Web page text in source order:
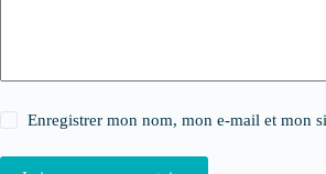
Enregistrer mon nom, mon e-mail et mon